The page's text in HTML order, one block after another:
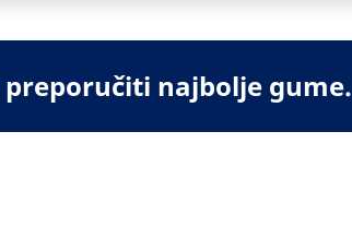
najbolje gume.